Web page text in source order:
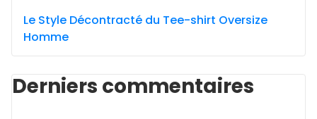
Le Style Décontracté du Tee-shirt Oversize
Homme
Derniers commentaires